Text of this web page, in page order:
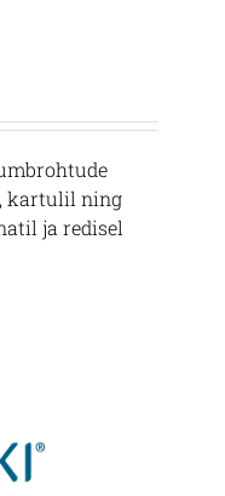
kartulil ning
ja redisel